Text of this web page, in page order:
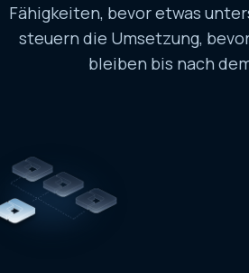
Fähigkeiten, bevor etwas
steuern die Umsetzung,
bleiben bis nach